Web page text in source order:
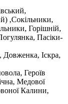
,Сокільники,
Горішній,
Пасіки-
Іскра,
Героїв
Медової
Калини,